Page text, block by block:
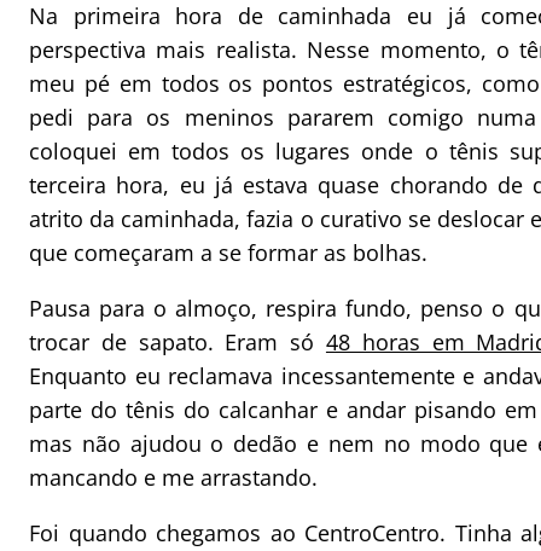
Na primeira hora de caminhada eu já
perspectiva mais realista. Nesse momento, o
meu pé em todos os pontos estratégicos,
pedi para os meninos pararem comigo
coloquei em todos os lugares onde o tênis
terceira hora, eu já estava quase chorando
atrito da caminhada, fazia o curativo se deslocar
que começaram a se formar as bolhas.
Pausa para o almoço, respira fundo, penso o
trocar de sapato. Eram só 48 horas em
Enquanto eu reclamava incessantemente e
parte do tênis do calcanhar e andar pisando
mas não ajudou o dedão e nem no modo que
mancando e me arrastando.
Foi quando chegamos ao CentroCentro. Tinha